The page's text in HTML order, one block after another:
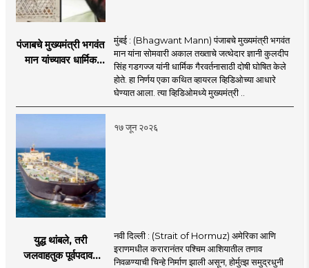
पंजाबचे मुख्यमंत्री भगवंत
मान यांच्यावर धार्मिक
खळबळ
मुंबई : (Bhagwant Mann) पंजाबचे मुख्यमंत्री भगवंत
मान यांना सोमवारी अकाल तख्ताचे जत्थेदार ज्ञानी कुलदीप
सिंह गडगज्ज यांनी धार्मिक गैरवर्तनासाठी दोषी घोषित केले
होते. हा निर्णय एका कथित व्हायरल व्हिडिओच्या आधारे
घेण्यात आला. त्या व्हिडिओमध्ये मुख्यमंत्री ..
१७ जून २०२६
युद्ध थांबले, तरी
जलवाहतुक पूर्वपदावर
नवी दिल्ली : (Strait of Hormuz) अमेरिका आणि
इराणमधील करारानंतर पश्चिम आशियातील तणाव
निवळण्याची चिन्हे निर्माण झाली असून, होर्मुत्झ समुद्रधुनी